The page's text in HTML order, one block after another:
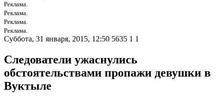
Реклама.
Реклама.
Реклама.
Реклама.
Суббота, 31 января, 2015, 12:50 5635 1 1
Следователи ужаснулись
обстоятельствами пропажи девушки в
Вуктыле